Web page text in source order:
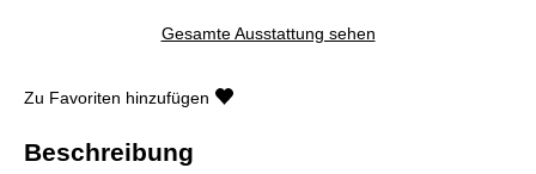
Gesamte Ausstattung sehen
Zu Favoriten hinzufügen
Beschreibung